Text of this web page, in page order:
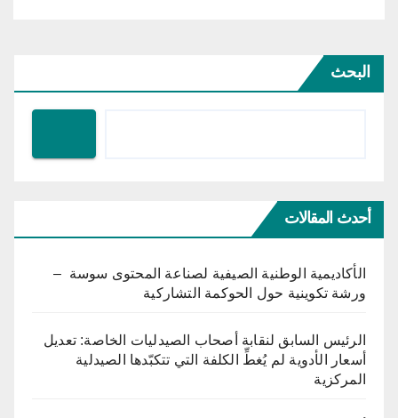
البحث
أحدث المقالات
الأكاديمية الوطنية الصيفية لصناعة المحتوى سوسة –
ورشة تكوينية حول الحوكمة التشاركية
الرئيس السابق لنقابة أصحاب الصيدليات الخاصة: تعديل
أسعار الأدوية لم يُغطِّ الكلفة التي تتكبّدها الصيدلية
المركزية